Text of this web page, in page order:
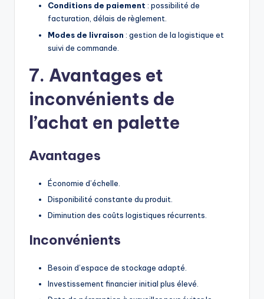
Conditions de paiement : possibilité de
facturation, délais de règlement.
Modes de livraison : gestion de la logistique et
suivi de commande.
7. Avantages et
inconvénients de
l’achat en palette
Avantages
Économie d’échelle.
Disponibilité constante du produit.
Diminution des coûts logistiques récurrents.
Inconvénients
Besoin d’espace de stockage adapté.
Investissement financier initial plus élevé.